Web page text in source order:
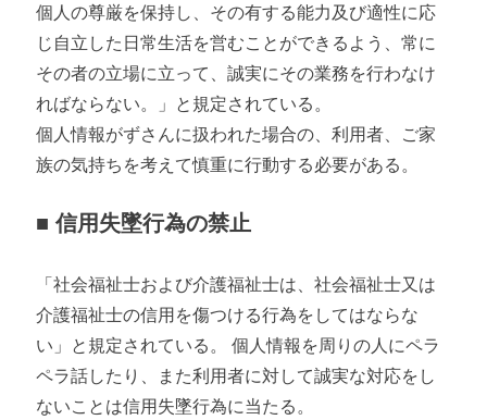
個人の尊厳を保持し、その有する能力及び適性に応
じ自立した日常生活を営むことができるよう、常に
その者の立場に立って、誠実にその業務を行わなけ
ればならない。」と規定されている。
個人情報がずさんに扱われた場合の、利用者、ご家
族の気持ちを考えて慎重に行動する必要がある。
■ 信用失墜行為の禁止
「社会福祉士および介護福祉士は、社会福祉士又は
介護福祉士の信用を傷つける行為をしてはならな
い」と規定されている。 個人情報を周りの人にペラ
ペラ話したり、また利用者に対して誠実な対応をし
ないことは信用失墜行為に当たる。